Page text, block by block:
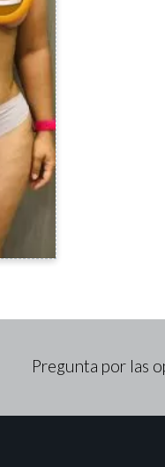
Pregunta por las